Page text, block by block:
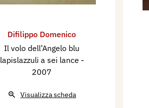
Difilippo Domenico
Il volo dell’Angelo blu
lapislazzuli a sei lance -
2007
Visualizza scheda